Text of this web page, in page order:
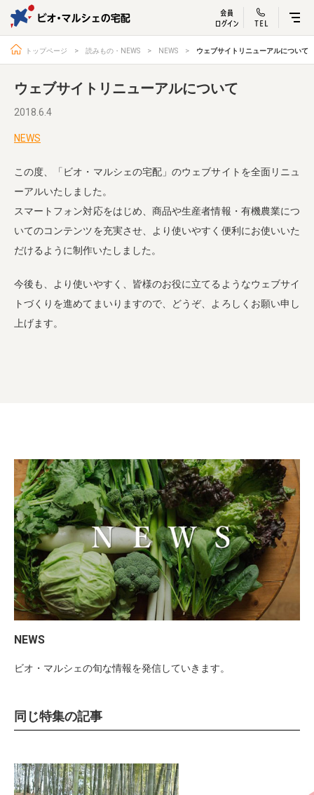
ビオ・マルシェ
宅配サービス紹介 有機野菜のお試しセッ
入
ビオ・マルシェの商品 ご利用ガイド
お届け情報 生産者・製造者
取扱店
会社概要 採用情報
トップページ 読みもの・NEWS NEWS ウェブサイトリニューアルについて
ウェブサイトリニューアルについて
2018.6.4
NEWS
この度、「ビオ・マルシェの宅配」のウェブサイトを全面リニュ
ーアルいたしました。
スマートフォン対応をはじめ、商品や生産者情報・有機農業につ
いてのコンテンツを充実させ、より使いやすく便利にお使いいた
だけるように制作いたしました。
今後も、より使いやすく、皆様のお役に立てるようなウェブサイ
トづくりを進めてまいりますので、どうぞ、よろしくお願い申し
上げます。
NEWS
ビオ・マルシェの旬な情報を発信していきます。
同じ特集の記事